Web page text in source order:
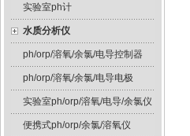
实验室ph计
水质分析仪
ph/orp/溶氧/余氯/电导控制器
ph/orp/溶氧/余氯/电导电极
实验室ph/orp/溶氧/电导/余氯仪
便携式ph/orp/余氯/溶氧仪